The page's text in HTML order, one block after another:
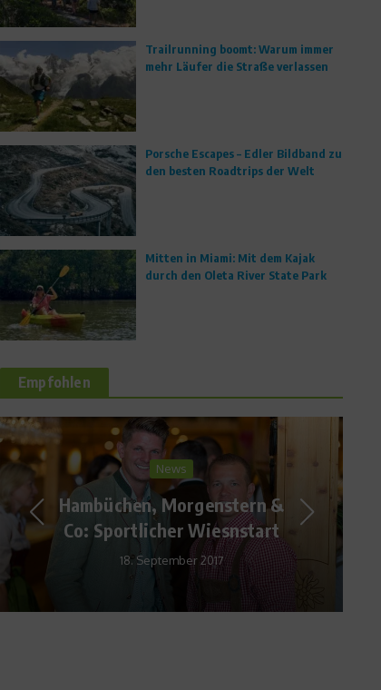
Trailrunning boomt: Warum immer
mehr Läufer die Straße verlassen
Porsche Escapes – Edler Bildband zu
den besten Roadtrips der Welt
Mitten in Miami: Mit dem Kajak
durch den Oleta River State Park
Empfohlen
News
So lief der Erfolgstag –
Laura Vargas Koch zu ihrer
Bronzemedaille
11. August 2016